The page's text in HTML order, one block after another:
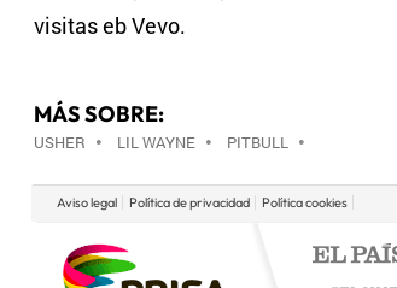
visitas eb Vevo.
MÁS SOBRE:
USHER • LIL WAYNE• PITBULL •
Aviso legal Política de privacidad Política cookies